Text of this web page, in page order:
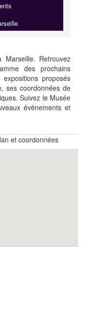
Retrouvez
des prochains
proposés
ses coordonnées de
Suivez le Musée
événements et
et coordonnées